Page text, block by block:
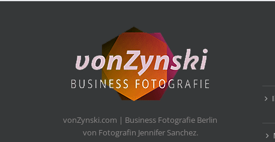
vonZynski.com | Business Fotografie Berlin
von Fotografin Jennifer Sanchez.